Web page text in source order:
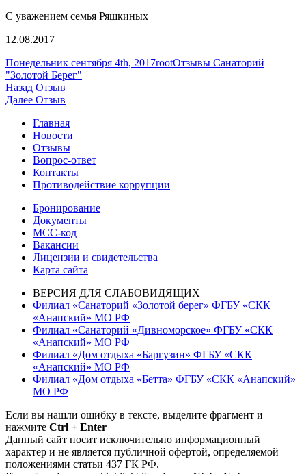
С уважением семья Ряшкиных
12.08.2017
Опубликовано
Понедельник сентября 4th, 2017Автор
rootРубрики
Отзывы Санаторий
"Золотой Берег"
Навигация
по
записям
Назад Предыдущая
запись:
Отзыв
Далее Следующая
Отзыв
Главная
Новости
Отзывы
Вопрос-ответ
Контакты
Противодействие коррупции
Бронирование
Документы
МСС-код
Вакансии
Лицензии и свидетельства
Карта сайта
ВЕРСИЯ ДЛЯ СЛАБОВИДЯЩИХ
Филиал «Санаторий «Золотой берег» ФГБУ «СКК
«Анапский» МО РФ
Филиал «Санаторий «Дивноморское» ФГБУ «СКК
«Анапский» МО РФ
Филиал «Дом отдыха «Баргузин» ФГБУ «СКК
«Анапский» МО РФ
Филиал «Дом отдыха «Бетта» ФГБУ «СКК «Анапский»
МО РФ
Если вы нашли ошибку в тексте, выделите фрагмент и
нажмите Ctrl + Enter
Данный сайт носит исключительно информационный
характер и не является публичной офертой, определяемой
положениями статьи 437 ГК РФ.